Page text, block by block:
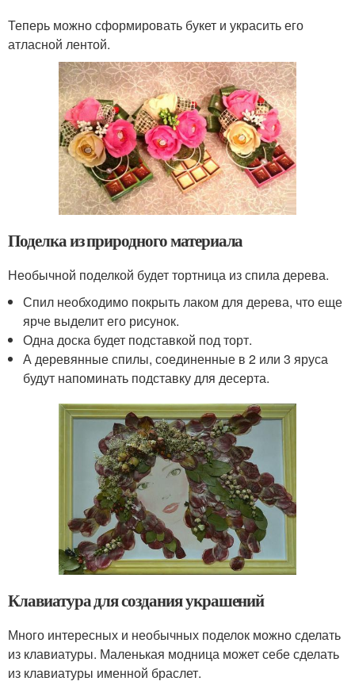
Теперь можно сформировать букет и украсить его
атласной лентой.
Поделка из природного материала
Необычной поделкой будет тортница из спила дерева.
Спил необходимо покрыть лаком для дерева, что еще
ярче выделит его рисунок.
Одна доска будет подставкой под торт.
А деревянные спилы, соединенные в 2 или 3 яруса
будут напоминать подставку для десерта.
Клавиатура для создания украшений
Много интересных и необычных поделок можно сделать
из клавиатуры. Маленькая модница может себе сделать
из клавиатуры именной браслет.